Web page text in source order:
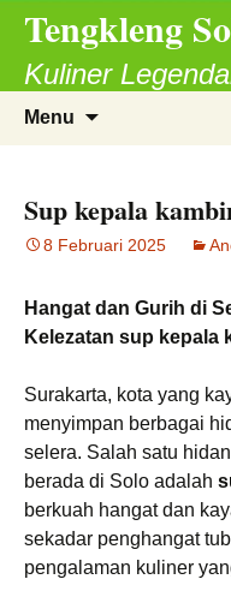
Tengkleng
Kuliner
Menu
Sup kepala
8 Februari 2025
Hangat dan Gurih di
Kelezatan sup kepala
Surakarta, kota yang
menyimpan berbagai
selera. Salah satu
berada di Solo adalah
berkuah hangat dan
sekadar penghangat
pengalaman kuliner